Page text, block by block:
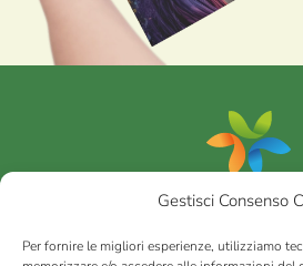
Gestisci Consenso
Per fornire le migliori esperienze, utilizziamo
Portfolio